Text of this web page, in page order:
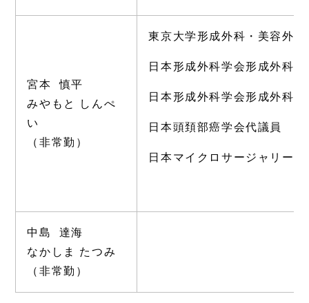
宮本 慎平
みやもと しんぺ
い
（非常勤）
東京大学形成外科・美容外科
日本形成外科学会形成外科専
日本形成外科学会形成外科指
日本頭頚部癌学会代議員
日本マイクロサージャリー
中島 達海
なかしま たつみ
（非常勤）